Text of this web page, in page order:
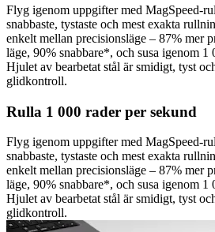
Flyg igenom uppgifter med MagSpeed-
snabbaste, tystaste och mest exakta
enkelt mellan precisionsläge – 87% mer
läge, 90% snabbare*, och susa igenom 1
Hjulet av bearbetat stål är smidigt, tyst
glidkontroll.
Rulla 1 000 rader per sekund
Flyg igenom uppgifter med MagSpeed-
snabbaste, tystaste och mest exakta
enkelt mellan precisionsläge – 87% mer
läge, 90% snabbare*, och susa igenom 1
Hjulet av bearbetat stål är smidigt, tyst
glidkontroll.